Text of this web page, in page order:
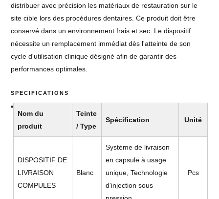
distribuer avec précision les matériaux de restauration sur le
site cible lors des procédures dentaires. Ce produit doit être
conservé dans un environnement frais et sec. Le dispositif
nécessite un remplacement immédiat dès l'atteinte de son
cycle d'utilisation clinique désigné afin de garantir des
performances optimales.
SPECIFICATIONS
Nom du
produit
Teinte
/ Type
Spécification Unité
DISPOSITIF DE
LIVRAISON
COMPULES
Blanc
Système de livraison
en capsule à usage
unique, Technologie
d'injection sous
Pcs